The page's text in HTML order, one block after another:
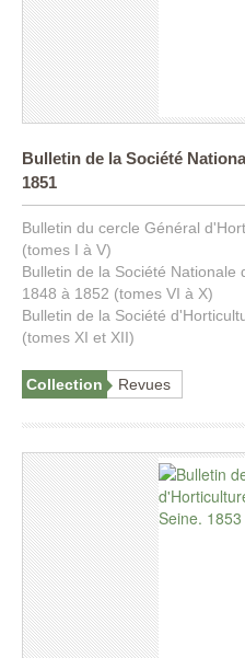
Bulletin de la Société
1851
Bulletin du cercle Général
(tomes I à V)
Bulletin de la Société Nationale
1848 à 1852 (tomes VI à X)
Bulletin de la Société
(tomes XI et XII)
Collection Revues